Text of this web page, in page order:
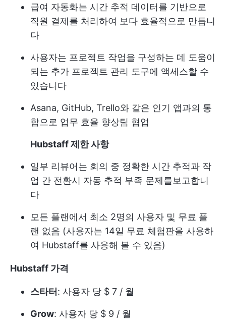
급여 자동화는 시간 추적 데이터를 기반으로
직원 결제를 처리하여 보다 효율적으로 만듭니
다
사용자는 프로젝트 작업을 구성하는 데 도움이
되는 추가 프로젝트 관리 도구에 액세스할 수
있습니다
Asana, GitHub, Trello와 같은 인기 앱과의 통
합으로 업무 효율 향상팀 협업
Hubstaff 제한 사항
일부 리뷰어는 회의 중 정확한 시간 추적과 작
업 간 전환시 자동 추적 부족 문제를보고합니
다
모든 플랜에서 최소 2명의 사용자 및 무료 플
랜 없음 (사용자는 14일 무료 체험판을 사용하
여 Hubstaff를 사용해 볼 수 있음)
Hubstaff 가격
스타터: 사용자 당 $ 7 / 월
Grow: 사용자 당 $ 9 / 월